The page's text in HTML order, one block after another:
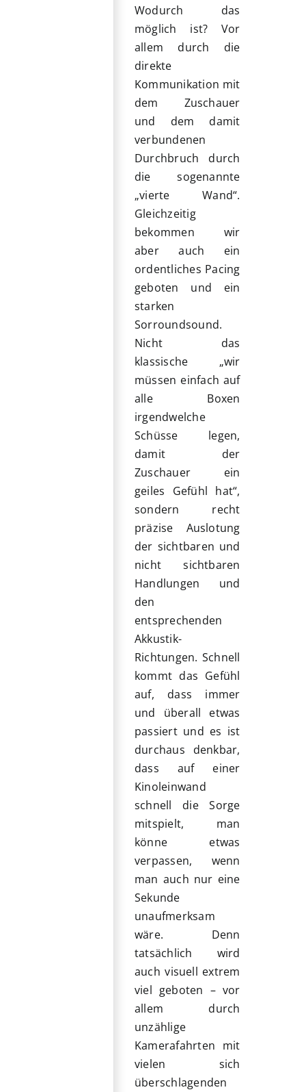
Wodurch das
möglich ist? Vor
allem durch die
direkte
Kommunikation mit
dem Zuschauer
und dem damit
verbundenen
Durchbruch durch
die sogenannte
„vierte Wand“.
Gleichzeitig
bekommen wir
aber auch ein
ordentliches Pacing
geboten und ein
starken
Sorroundsound.
Nicht das
klassische „wir
müssen einfach auf
alle Boxen
irgendwelche
Schüsse legen,
damit der
Zuschauer ein
geiles Gefühl hat“,
sondern recht
präzise Auslotung
der sichtbaren und
nicht sichtbaren
Handlungen und
den
entsprechenden
Akkustik-
Richtungen. Schnell
kommt das Gefühl
auf, dass immer
und überall etwas
passiert und es ist
durchaus denkbar,
dass auf einer
Kinoleinwand
schnell die Sorge
mitspielt, man
könne etwas
verpassen, wenn
man auch nur eine
Sekunde
unaufmerksam
wäre. Denn
tatsächlich wird
auch visuell extrem
viel geboten – vor
allem durch
unzählige
Kamerafahrten mit
vielen sich
überschlagenden